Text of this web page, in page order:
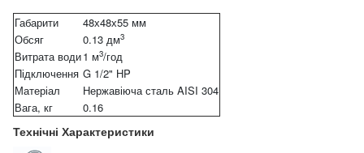
Технічні Характеристики
Габарити
48х48х55 мм
Обсяг
0.13 дм3
Витрата води1 м3/год
Підключення G 1/2" НP
Матеріал
Нержавіюча сталь AISI 304
Вага, кг
0.16